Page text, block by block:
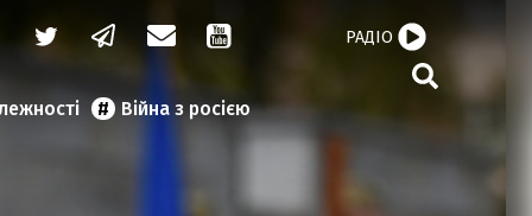
Війна з росією
РАДІО